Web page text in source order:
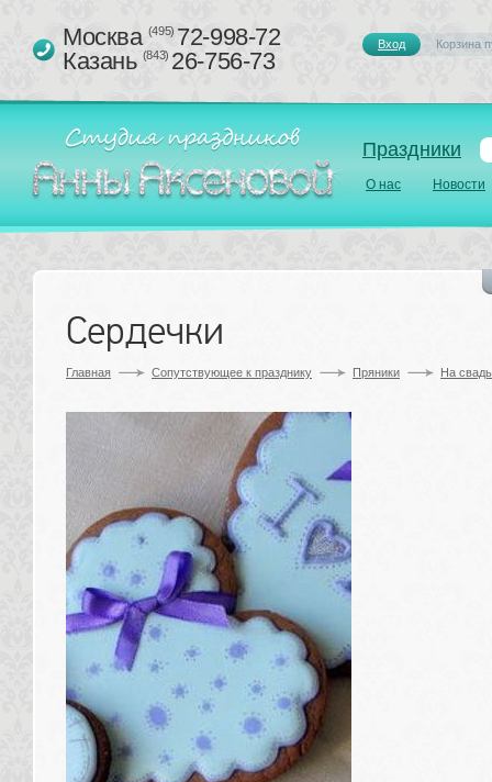
Праздники
О нас Новости
Москва (495)72-998-72
Казань (843)26-756-73
Вход Корзина
Сердечки
Главная Сопутствующее к празднику Пряники На